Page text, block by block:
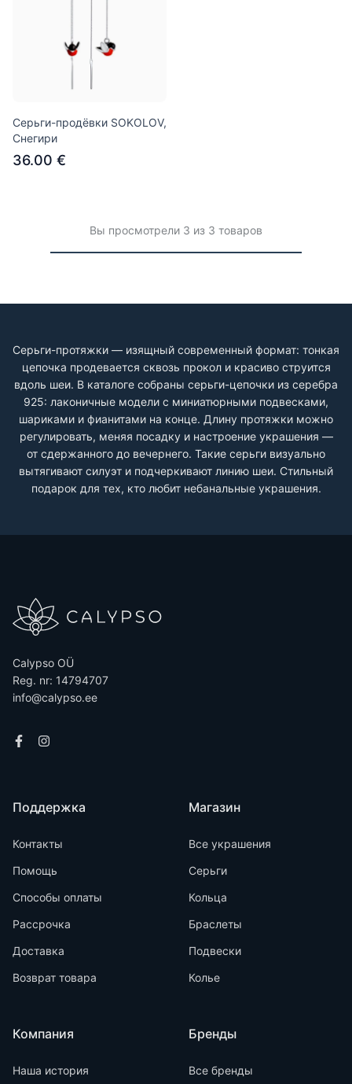
Серьги-протяжки — изящный современный формат: тонкая
цепочка продевается сквозь прокол и красиво струится
вдоль шеи. В каталоге собраны серьги-цепочки из серебра
925: лаконичные модели с миниатюрными подвесками,
шариками и фианитами на конце. Длину протяжки можно
регулировать, меняя посадку и настроение украшения —
от сдержанного до вечернего. Такие серьги визуально
вытягивают силуэт и подчеркивают линию шеи. Стильный
подарок для тех, кто любит небанальные украшения.
Серьги-продёвки SOKOLOV,
Cнегири
36.00 €
Вы просмотрели 3 из 3 товаров
Calypso OÜ
Reg. nr: 14794707
info@calypso.ee
Поддержка
Контакты
Помощь
Способы оплаты
Рассрочка
Доставка
Возврат товара
Компания
Наша история
Магазин
Все украшения
Серьги
Кольца
Браслеты
Подвески
Колье
Бренды
Все бренды